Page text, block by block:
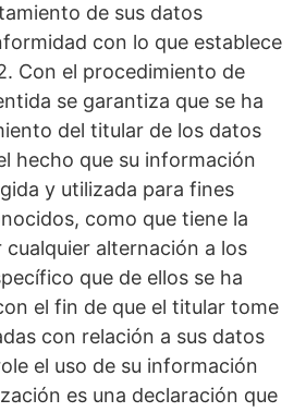
de sus datos
con lo que establece
Con el procedimiento de
se garantiza que se ha
del titular de los datos
hecho que su información
y utilizada para fines
como que tiene la
alternación a los
que de ellos se ha
el fin de que el titular tome
con relación a sus datos
el uso de su información
es una declaración que